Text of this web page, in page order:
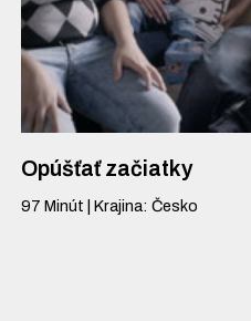
Opúšťať začiatky
97 Minút Krajina: Česko